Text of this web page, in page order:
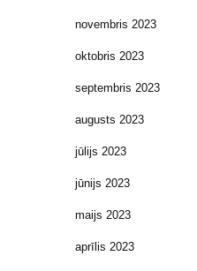
novembris 2023
oktobris 2023
septembris 2023
augusts 2023
jūlijs 2023
jūnijs 2023
maijs 2023
aprīlis 2023